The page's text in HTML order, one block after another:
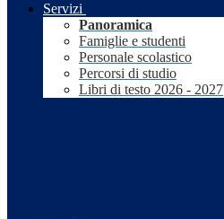
Servizi
Panoramica
Famiglie e studenti
Personale scolastico
Percorsi di studio
Libri di testo 2026 - 2027